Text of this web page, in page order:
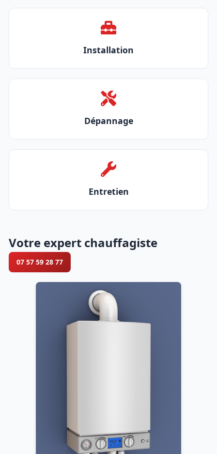
Installation
Dépannage
Entretien
Votre expert chauffagiste
07 57 59 28 77